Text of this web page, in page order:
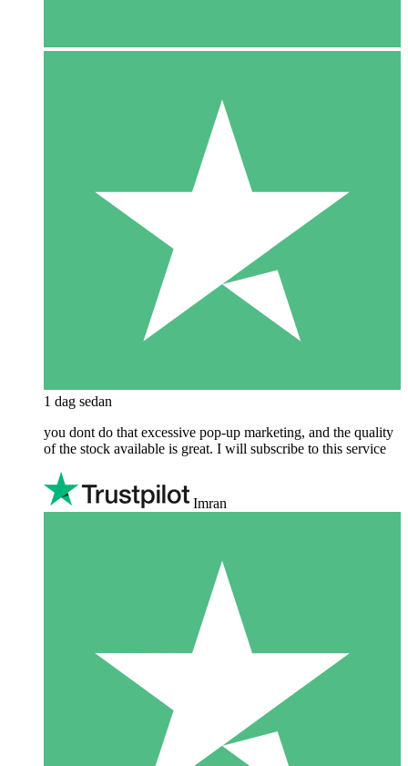
1 dag sedan
you dont do that excessive pop-up marketing, and the quality
of the stock available is great. I will subscribe to this service
Imran